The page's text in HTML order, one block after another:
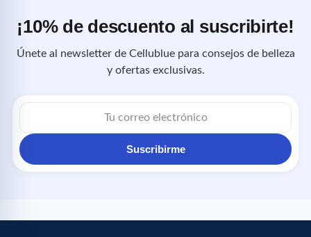
¡10% de descuento al suscribirte!
Únete al newsletter de Cellublue para consejos de belleza
y ofertas exclusivas.
Correo
electrónico
Suscribirme